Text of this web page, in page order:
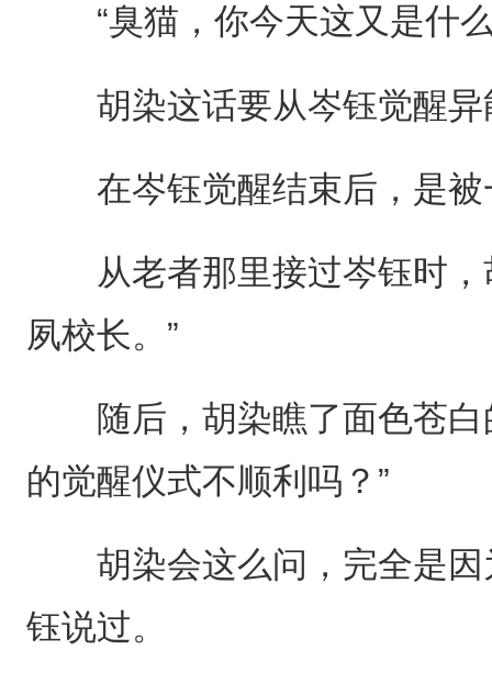
“臭猫，你今天这又是什么
胡染这话要从岑钰觉醒异
在岑钰觉醒结束后，是被
从老者那里接过岑钰时，
夙校长。”
随后，胡染瞧了面色苍白
的觉醒仪式不顺利吗？”
胡染会这么问，完全是因
钰说过。